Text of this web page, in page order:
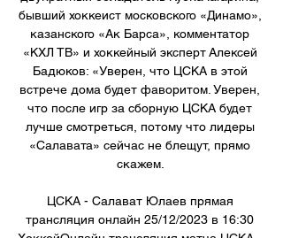
бывший хоккеист московского «Динамо»,
казанского «Ак Барса», комментатор
«КХЛ ТВ» и хоккейный эксперт Алексей
Бадюков: «Уверен, что ЦСКА в этой
встрече дома будет фаворитом. Уверен,
что после игр за сборную ЦСКА будет
лучше смотреться, потому что лидеры
«Салавата» сейчас не блещут, прямо
скажем.
ЦСКА - Салават Юлаев прямая
трансляция онлайн 25/12/2023 в 16:30